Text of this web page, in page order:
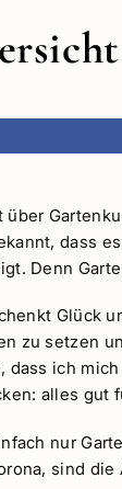
über
dass
Denn
Glück
zu setzen
dass ich
alles gut
nur
sind